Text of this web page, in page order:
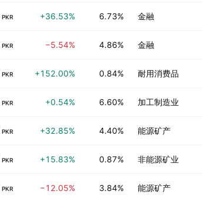
PKR +36.53% 6.73% 金融
PKR −5.54% 4.86% 金融
PKR +152.00% 0.84% 耐用消费品
PKR +0.54% 6.60% 加工制造业
PKR +32.85% 4.40% 能源矿产
PKR +15.83% 0.87% 非能源矿业
PKR −12.05% 3.84% 能源矿产